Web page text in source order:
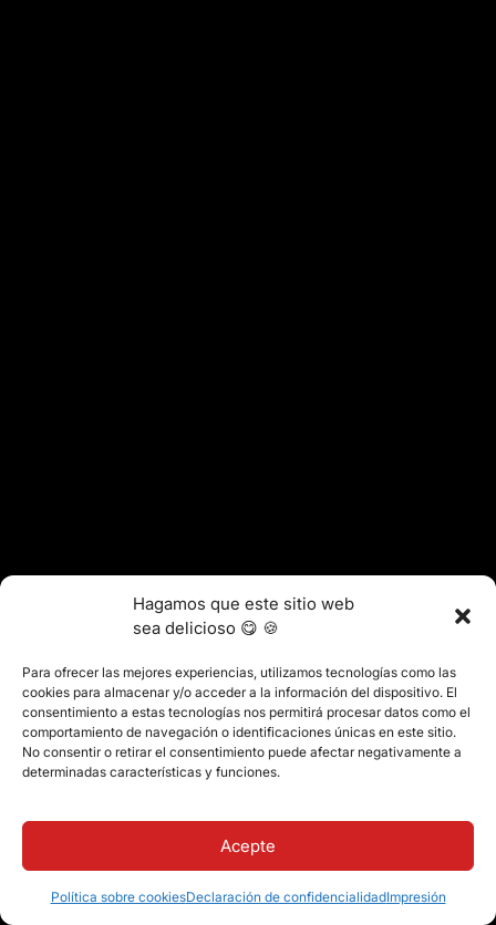
Hagamos que este sitio web
sea delicioso 😋 🍪
Para ofrecer las mejores experiencias, utilizamos tecnologías como las
cookies para almacenar y/o acceder a la información del dispositivo. El
consentimiento a estas tecnologías nos permitirá procesar datos como el
comportamiento de navegación o identificaciones únicas en este sitio.
No consentir o retirar el consentimiento puede afectar negativamente a
determinadas características y funciones.
Acepte
Política sobre cookiesDeclaración de confidencialidadImpresión